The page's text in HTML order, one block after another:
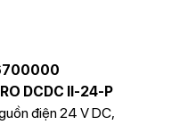
DCDC II-24-P
điện 24 V DC,